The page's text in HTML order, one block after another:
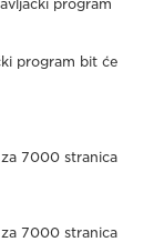
program
program bit će
7000 stranica
7000 stranica